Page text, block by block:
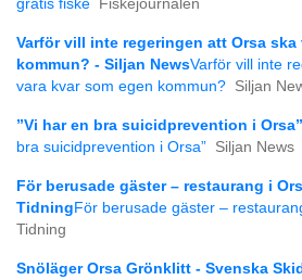
gratis fiske
Fiskejournalen
Varför vill inte regeringen att Orsa ska
kommun? - Siljan NewsVarför vill inte
vara kvar som egen kommun? Siljan
”Vi har en bra suicidprevention i
bra suicidprevention i Orsa” Siljan News
För berusade gäster – restaurang i
Tidning För berusade gäster –
Tidning
Snöläger Orsa Grönklitt - Svenska